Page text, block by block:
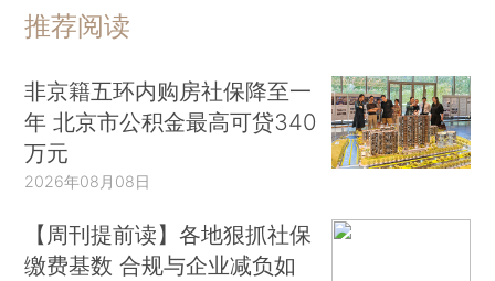
推荐阅读
非京籍五环内购房社保降至一
年 北京市公积金最高可贷340
万元
2026年08月08日
【周刊提前读】各地狠抓社保
缴费基数 合规与企业减负如